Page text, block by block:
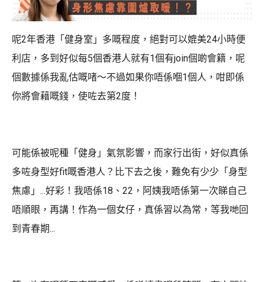
呢2年香港「健身室」多嘅程度，絕對可以媲美24小時便
利店，多到好似每5個香港人就有1個有join個啲會籍，呢
個數據係我亂估嘅啫～不過如果你唔係嗰1個人，咁即係
你將會藉嘅錢，使咗去第2度！
可能係被呢種「健身」氣氛影響，而家行出街，好似真係
多咗身型好fit嘅香港人？比下去之後，難免有少少「身型
焦慮」...好彩！我唔係18、22，阿姨我唔係第一次睇自己
唔順眼，再講！作為一個女仔，真係習以為常，等我哋回
到青春期...